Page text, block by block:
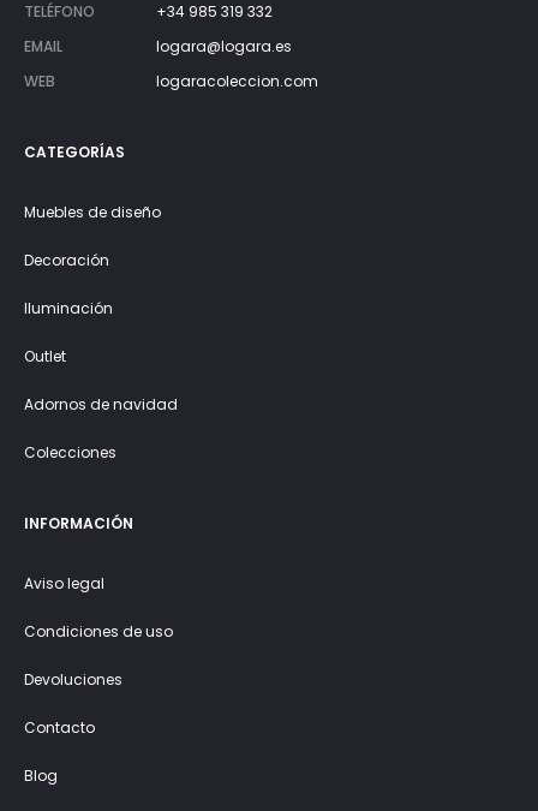
TELÉFONO
+34 985 319 332
EMAIL
logara@logara.es
WEB
logaracoleccion.com
CATEGORÍAS
Muebles de diseño
Decoración
Iluminación
Outlet
Adornos de navidad
Colecciones
INFORMACIÓN
Aviso legal
Condiciones de uso
Devoluciones
Contacto
Blog